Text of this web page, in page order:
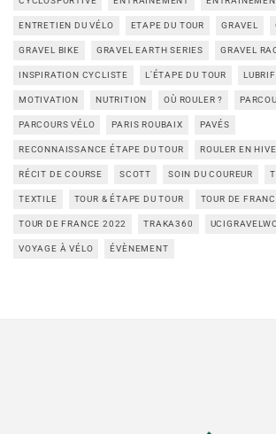
ENTRETIEN DU VÉLO ETAPE DU TOUR GRAVEL
GRAVEL BIKE GRAVEL EARTH SERIES GRAVEL
INSPIRATION CYCLISTE L'ÉTAPE DU TOUR
MOTIVATION NUTRITION OÙ ROULER ?
PARCOURS VÉLO PARIS ROUBAIX PAVÉS
RECONNAISSANCE ÉTAPE DU TOUR ROULER EN
RÉCIT DE COURSE SCOTT SOIN DU COUREUR
TEXTILE TOUR & ÉTAPE DU TOUR TOUR DE
TOUR DE FRANCE 2022 TRAKA360
VOYAGE À VÉLO ÉVÈNEMENT